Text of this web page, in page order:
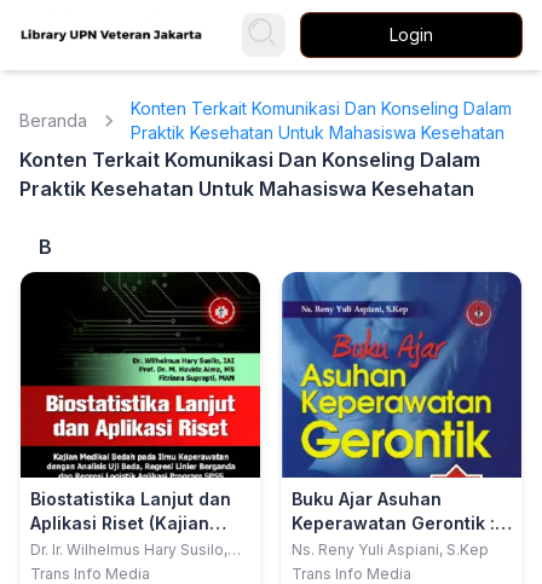
Login
Beranda
Konten Terkait Komunikasi Dan Konseling Dalam
Praktik Kesehatan Untuk Mahasiswa Kesehatan
Konten Terkait Komunikasi Dan Konseling Dalam
Praktik Kesehatan Untuk Mahasiswa Kesehatan
B
Biostatistika Lanjut dan
Aplikasi Riset (Kajian
Medikal Bedah pada Ilmu
Keperawatan dengan
Dr. Ir. Wilhelmus Hary Susilo,
MM, IAI; Prof. Dr. M. Havidz
Trans Info Media
Buku Ajar Asuhan
Keperawatan Gerontik :
Jilid 1 (Aplikasi NANDA,
NIC dan NOC)
Ns. Reny Yuli Aspiani, S.Kep
Trans Info Media